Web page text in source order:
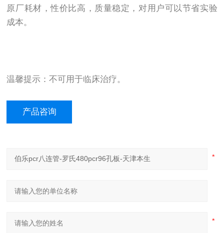
原厂耗材，性价比高，质量稳定，对用户可以节省实验
成本。
温馨提示：不可用于临床治疗。
产品咨询